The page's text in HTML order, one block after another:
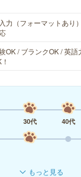
力（フォーマットあり
OK / ブランクOK / 英語
30代 40代
もっと見る